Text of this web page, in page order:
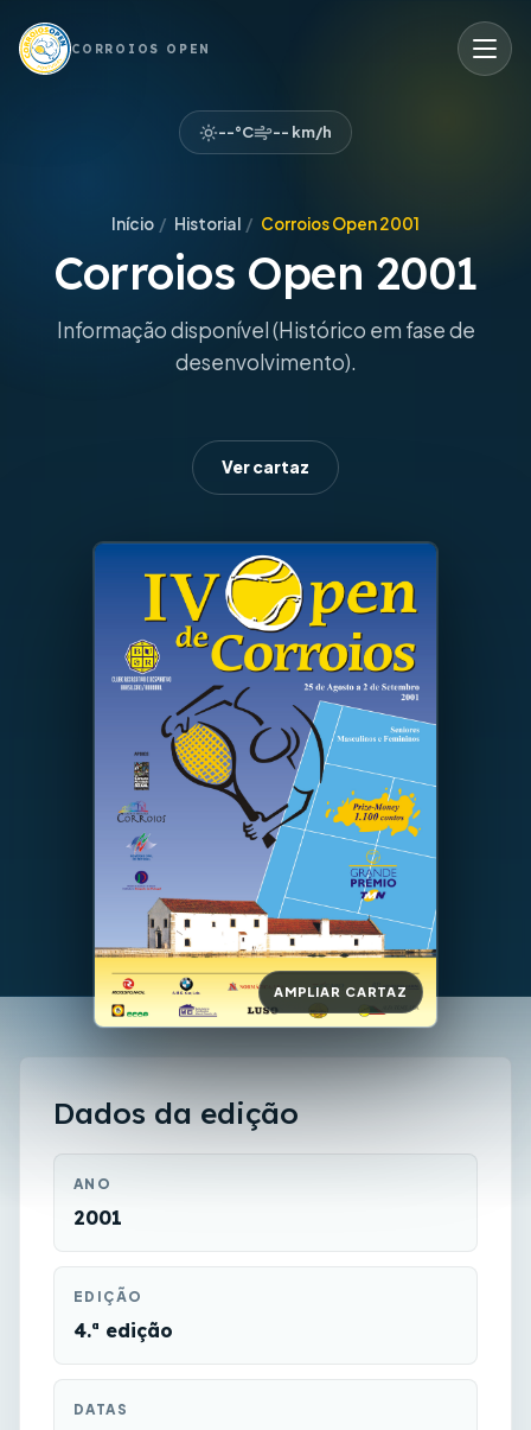
CORROIOS OPEN
--°C -- km/h
Início / Historial / Corroios Open 2001
Corroios Open 2001
Informação disponível (Histórico em fase de
desenvolvimento).
Ver cartaz
AMPLIAR CARTAZ
Dados da edição
ANO
2001
EDIÇÃO
4.ª edição
DATAS